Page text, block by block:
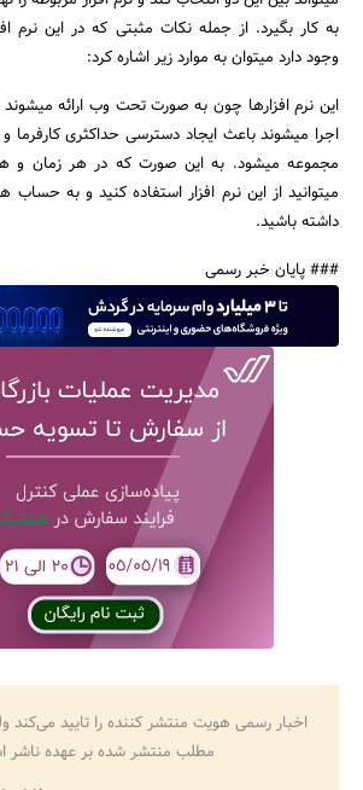
به کار بگیرد. از جمله نکات مثبتی که در این نرم
وجود دارد میتوان به موارد زیر اشاره کرد:
این نرم افزارها چون به صورت تحت وب ارائه میشوند
اجرا میشوند باعث ایجاد دسترسی حداکثری
مجموعه میشود. به این صورت که در هر زمان و
میتوانید از این نرم افزار استفاده کنید و به
داشته باشید.
### پایان خبر رسمی
اخبار رسمی هویت منتشر کننده را تایید
مطلب منتشر شده بر عهده ناشر